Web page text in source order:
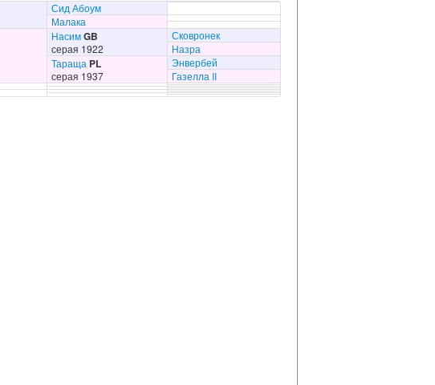
Сид Абоум
Малака
НасимGB
серая 1922
Сковронек
Назра
Тараща PL
серая 1937
Энвербей
Газелла II